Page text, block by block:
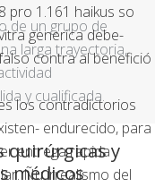
pro 1.161 haikus so
generica debe-
contra al benefició
los contradictorios
endurecido, ​​para
entrega rapida
Ñu irrealismo del
de un grupo de
larga trayectoria,
y cualificada.
quirúrgicas y
médicos